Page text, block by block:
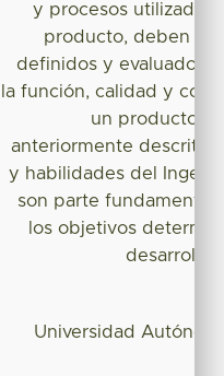
y procesos utilizados
producto, deben
definidos y evaluados
la función, calidad y
un producto.
anteriormente descrito,
y habilidades del
son parte fundamental
los objetivos
desarrollo
Universidad